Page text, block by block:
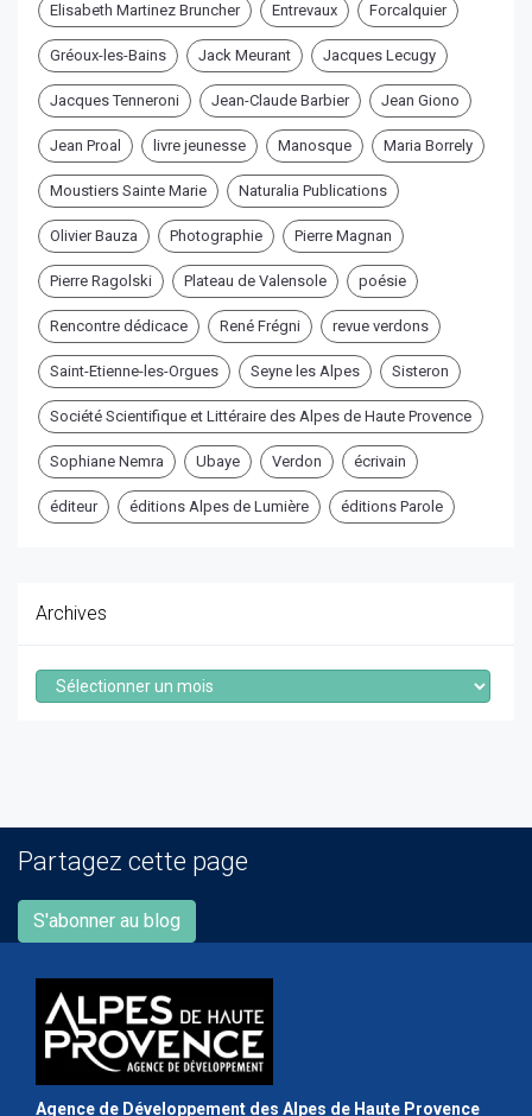
Elisabeth Martinez Bruncher Entrevaux Forcalquier
Gréoux-les-Bains Jack Meurant Jacques Lecugy
Jacques Tenneroni Jean-Claude Barbier Jean Giono
Jean Proal livre jeunesse Manosque Maria Borrely
Moustiers Sainte Marie Naturalia Publications
Olivier Bauza Photographie Pierre Magnan
Pierre Ragolski Plateau de Valensole poésie
Rencontre dédicace René Frégni revue verdons
Saint-Etienne-les-Orgues Seyne les Alpes Sisteron
Société Scientifique et Littéraire des Alpes de Haute Provence
Sophiane Nemra Ubaye Verdon écrivain
éditeur éditions Alpes de Lumière éditions Parole
Archives
Archives
Partagez cette page
S'abonner au blog
Agence de Développement des Alpes de Haute Provence